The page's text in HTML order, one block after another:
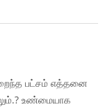
பட்சம் எத்தனை
உண்மையாக